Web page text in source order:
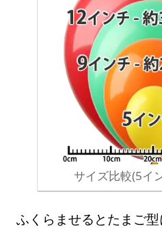
サイズ比較(5イ
ふくらませるとたまご型